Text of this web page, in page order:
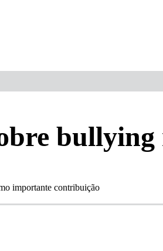
importante contribuição